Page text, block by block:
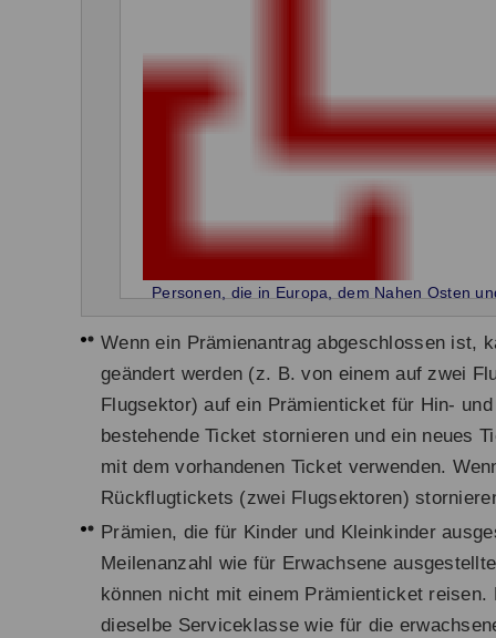
Personen, die in Europa, dem Nahen Osten
Wenn ein Prämienantrag abgeschlossen ist,
geändert werden (z. B. von einem auf zwei
Flugsektor) auf ein Prämienticket für Hin-
bestehende Ticket stornieren und ein neues
mit dem vorhandenen Ticket verwenden.
Rückflugtickets (zwei Flugsektoren)
Prämien, die für Kinder und Kleinkinder
Meilenanzahl wie für Erwachsene
können nicht mit einem Prämienticket
dieselbe Serviceklasse wie für die